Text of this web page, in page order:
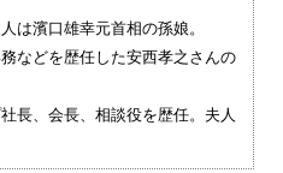
は濱口雄幸元首相の孫娘。
などを歴任した安西孝之さんの
長、会長、相談役を歴任。夫人